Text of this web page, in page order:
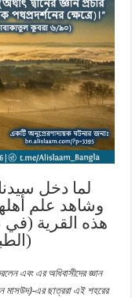
لما دخل
وشاهد علم
هذه القرية (في
এবং এর অধিবাসীদের জ্ঞান
মাসউদ)-এর ছাত্ররা এই শহরের